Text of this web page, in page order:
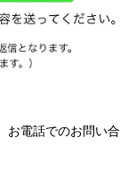
お電話でのお問い合